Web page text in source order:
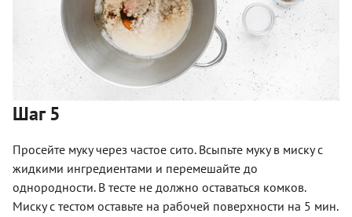
Шаг 5
Просейте муку через частое сито. Всыпьте муку в миску с
жидкими ингредиентами и перемешайте до
однородности. В тесте не должно оставаться комков.
Миску с тестом оставьте на рабочей поверхности на 5 мин.